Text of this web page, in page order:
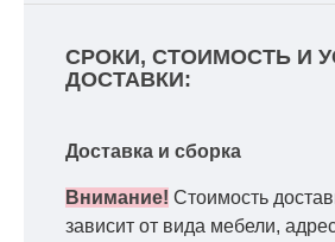
СРОКИ, СТОИМОСТЬ И
ДОСТАВКИ:
Доставка и сборка
Внимание! Стоимость
зависит от вида мебели,